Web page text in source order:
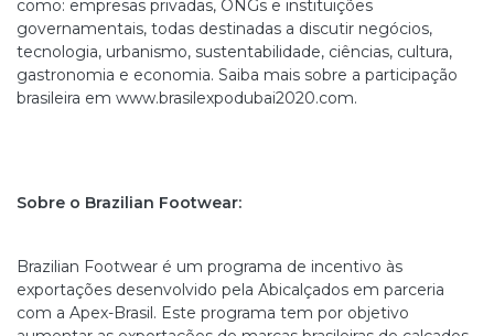
como: empresas privadas, ONGs e instituições
governamentais, todas destinadas a discutir negócios,
tecnologia, urbanismo, sustentabilidade, ciências, cultura,
gastronomia e economia. Saiba mais sobre a participação
brasileira em www.brasilexpodubai2020.com.
Sobre o Brazilian Footwear:
Brazilian Footwear é um programa de incentivo às
exportações desenvolvido pela Abicalçados em parceria
com a Apex-Brasil. Este programa tem por objetivo